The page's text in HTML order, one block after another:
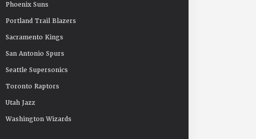
Phoenix Suns
Portland Trail Blazers
Sacramento Kings
San Antonio Spurs
Seattle Supersonics
Toronto Raptors
Utah Jazz
Washington Wizards